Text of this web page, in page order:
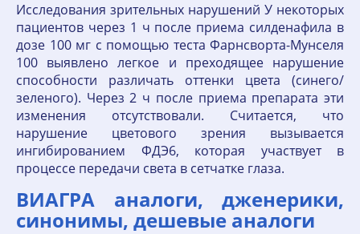
Исследования зрительных нарушений У некоторых
пациентов через 1 ч после приема силденафила в
дозе 100 мг с помощью теста Фарнсворта-Мунселя
100 выявлено легкое и преходящее нарушение
способности различать оттенки цвета (синего/
зеленого). Через 2 ч после приема препарата эти
изменения отсутствовали. Считается, что
нарушение цветового зрения вызывается
ингибированием ФДЭ6, которая участвует в
процессе передачи света в сетчатке глаза.
ВИАГРА аналоги, дженерики,
синонимы, дешевые аналоги